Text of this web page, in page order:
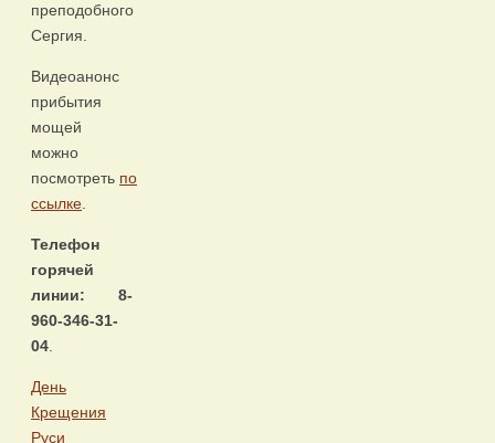
преподобного
Сергия.
Видеоанонс
прибытия
мощей
можно
посмотреть по
ссылке.
Телефон
горячей
линии: 8-
960-346-31-
04.
День
Крещения
Руси